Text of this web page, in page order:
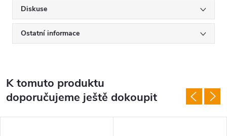
Diskuse
Ostatní informace
K tomuto produktu
doporučujeme ještě dokoupit